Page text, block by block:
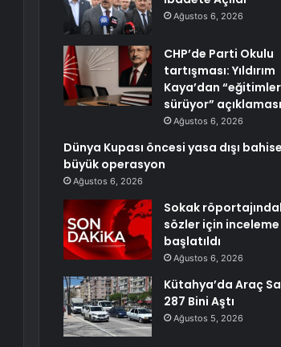
Ağustos 6, 2026
CHP’de Parti Okulu
tartışması: Yıldırım
Kaya’dan “eğitimler
sürüyor” açıklaması
Ağustos 6, 2026
Dünya Kupası öncesi yasa dışı bahise
büyük operasyon
Ağustos 6, 2026
Sokak
sözler için inceleme
başlatıldı
Ağustos 6, 2026
Kütahya’da Araç
287 Bini Aştı
Ağustos 5, 2026